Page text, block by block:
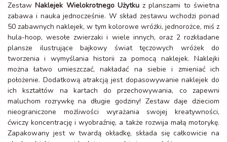
ZestawNaklejek Wielokrotnego Użytkuz planszami to świetna
zabawa i nauka jednocześnie. W skład zestawu wchodzi ponad
50 zabawnych naklejek, w tym kolorowe wróżki, jednorożce, miś z
hula-hoop, wesołe zwierzaki i wiele innych, oraz 2 rozkładane
plansze ilustrujące bajkowy świat tęczowych wróżek do
tworzenia i wymyślania historii za pomocą naklejek. Naklejki
można łatwo umieszczać, nakładać na siebie i zmieniać ich
położenie. Dodatkową atrakcją jest dopasowywanie naklejek do
ich kształtów na kartach do przechowywania, co zapewni
maluchom rozrywkę na długie godziny! Zestaw daje dzieciom
nieograniczone możliwości wyrażania swojej kreatywności,
ćwiczy koncentrację i wyobraźnię, a także rozwija małą motorykę.
Zapakowany jest w twardą okładkę, składa się całkowicie na